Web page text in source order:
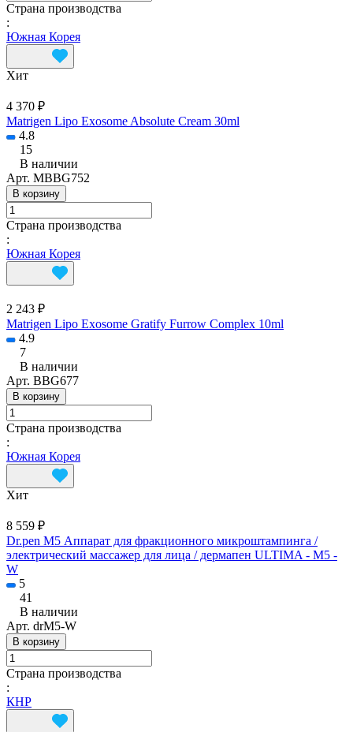
Страна производства
:
Южная Корея
Хит
4 370 ₽
Matrigen Lipo Exosome Absolute Cream 30ml
4.8
15
В наличии
Арт. MBBG752
В корзину
Страна производства
:
Южная Корея
2 243 ₽
Matrigen Lipo Exosome Gratify Furrow Complex 10ml
4.9
7
В наличии
Арт. BBG677
В корзину
Страна производства
:
Южная Корея
Хит
8 559 ₽
Dr.pen M5 Аппарат для фракционного микроштампинга /
электрический массажер для лица / дермапен ULTIMA - M5 -
W
5
41
В наличии
Арт. drM5-W
В корзину
Страна производства
:
КНР